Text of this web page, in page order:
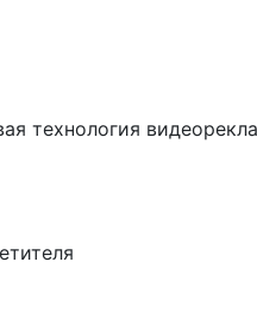
технология